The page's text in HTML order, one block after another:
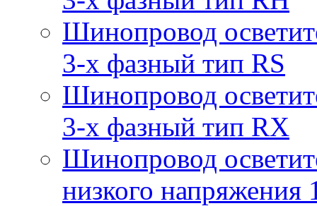
Шинопровод
3-х фазный тип RS
Шинопровод
3-х фазный тип RX
Шинопровод
низкого напряжения